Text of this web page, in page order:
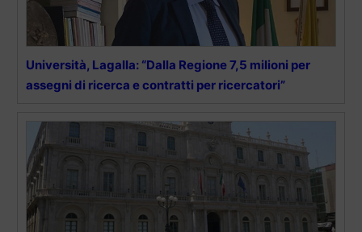
Università, Lagalla: “Dalla Regione 7,5 milioni per
assegni di ricerca e contratti per ricercatori”